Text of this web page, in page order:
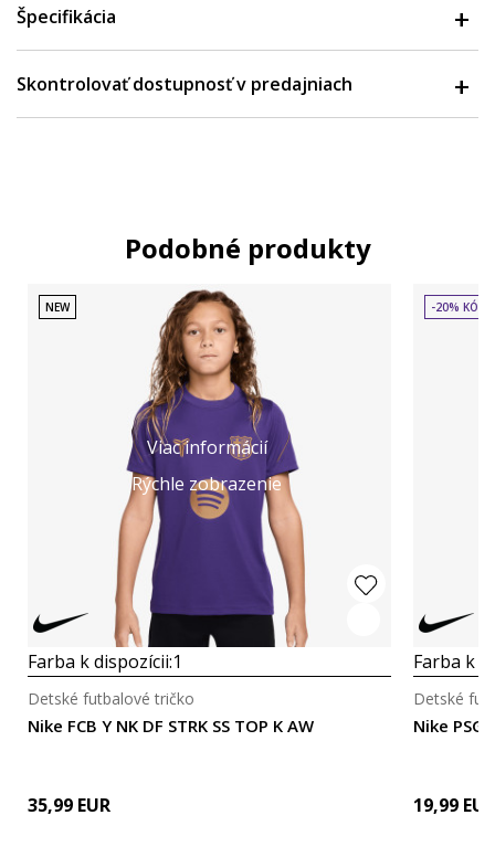
Špecifikácia
Skontrolovať dostupnosť v predajniach
Podobné produkty
Viac informácií
Rýchle zobrazenie
NEW
Farba k dispozícii:1
Nike FCB Y NK DF STRK SS TOP K AW
Detské futbalové tričko
35,99 EUR
-20% KÓD:
Farba k
Nike PSG
Detské
19,99 EUR